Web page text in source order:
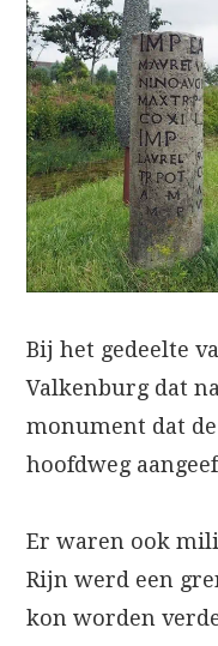
Bij het gedeelte
Valkenburg dat
monument dat
hoofdweg
Er waren ook
Rijn werd een
kon worden